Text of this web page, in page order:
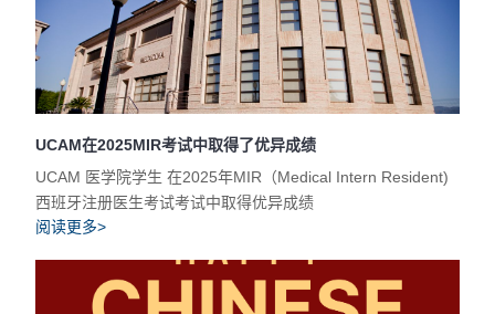
UCAM在2025MIR考试中取得了优异成绩
UCAM 医学院学生 在2025年MIR（Medical Intern Resident)
西班牙注册医生考试考试中取得优异成绩
阅读更多>